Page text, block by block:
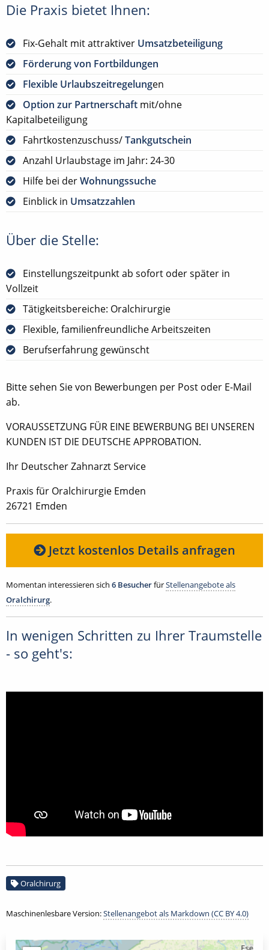
Die Praxis bietet Ihnen:
Fix-Gehalt mit attraktiver Umsatzbeteiligung
Förderung von Fortbildungen
Flexible Urlaubszeitregelungen
Option zur Partnerschaft mit/ohne
Kapitalbeteiligung
Fahrtkostenzuschuss/Tankgutschein
Anzahl Urlaubstage im Jahr: 24-30
Hilfe bei derWohnungssuche
Einblick in Umsatzzahlen
Über die Stelle:
Einstellungszeitpunkt ab sofort oder später in
Vollzeit
Tätigkeitsbereiche: Oralchirurgie
Flexible, familienfreundliche Arbeitszeiten
Berufserfahrung gewünscht
Bitte sehen Sie von Bewerbungen per Post oder E-Mail
ab.
VORAUSSETZUNG FÜR EINE BEWERBUNG BEI UNSEREN
KUNDEN IST DIE DEUTSCHE APPROBATION.
Ihr Deutscher Zahnarzt Service
Praxis für Oralchirurgie Emden
26721 Emden
Jetzt kostenlos Details anfragen
Momentan interessieren sich 6 BesucherfürStellenangebote als
Oralchirurg.
In wenigen Schritten zu Ihrer Traumstelle
- so geht's:
Oralchirurg
Maschinenlesbare Version:Stellenangebot als Markdown (CC BY 4.0)